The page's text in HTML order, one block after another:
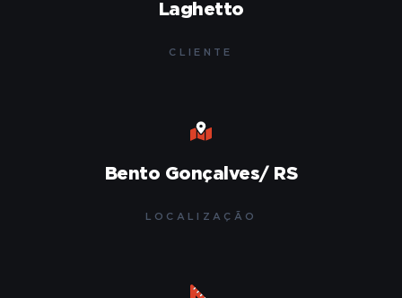
Laghetto
CLIENTE
Bento Gonçalves/ RS
LOCALIZAÇÃO